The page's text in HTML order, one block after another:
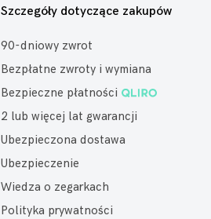
Szczegóły dotyczące zakupów
90-dniowy zwrot
Bezpłatne zwroty i wymiana
Bezpieczne płatności
2 lub więcej lat gwarancji
Ubezpieczona dostawa
Ubezpieczenie
Wiedza o zegarkach
Polityka prywatności